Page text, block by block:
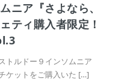
ニア『さよなら、
ティ購入者限定！
トルドー９インソムニア
ケットをご購入いた […]